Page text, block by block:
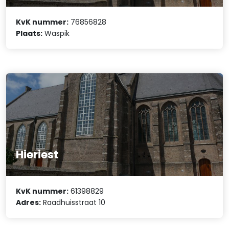
KvK nummer: 76856828
Plaats: Waspik
Hieriest
KvK nummer: 61398829
Adres: Raadhuisstraat 10